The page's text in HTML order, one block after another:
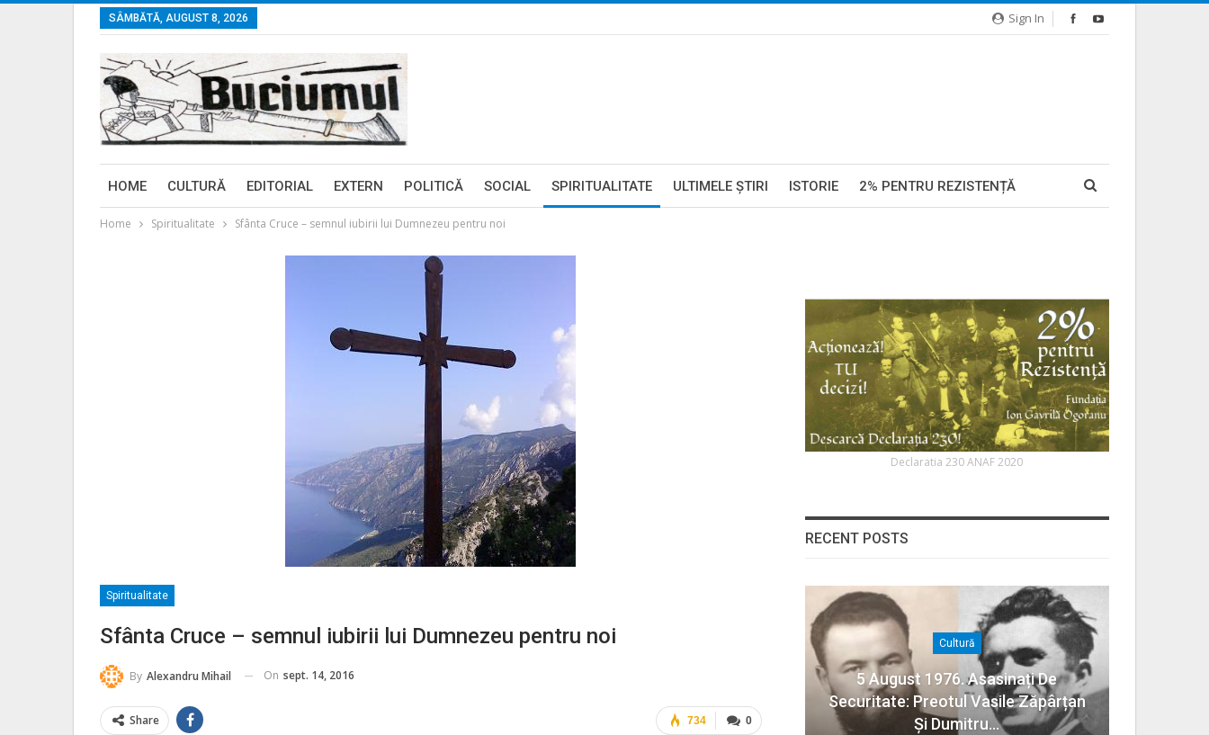
Sign In
SÂMBĂTĂ, AUGUST 8, 2026
HOME CULTURĂ EDITORIAL EXTERN POLITICĂ SOCIAL SPIRITUALITATE ULTIMELE ŞTIRI ISTORIE 2% PENTRU REZISTENȚĂ
Home Spiritualitate Sfânta Cruce – semnul iubirii lui Dumnezeu pentru noi
Spiritualitate
Sfânta Cruce – semnul iubirii lui Dumnezeu pentru noi
By Alexandru Mihail On sept. 14, 2016
0
734
Share
Declaratia 230 ANAF 2020
RECENT POSTS
Cultură
5 August 1976. Asasinați De
Securitate: Preotul Vasile Zăpârțan
Și Dumitru…